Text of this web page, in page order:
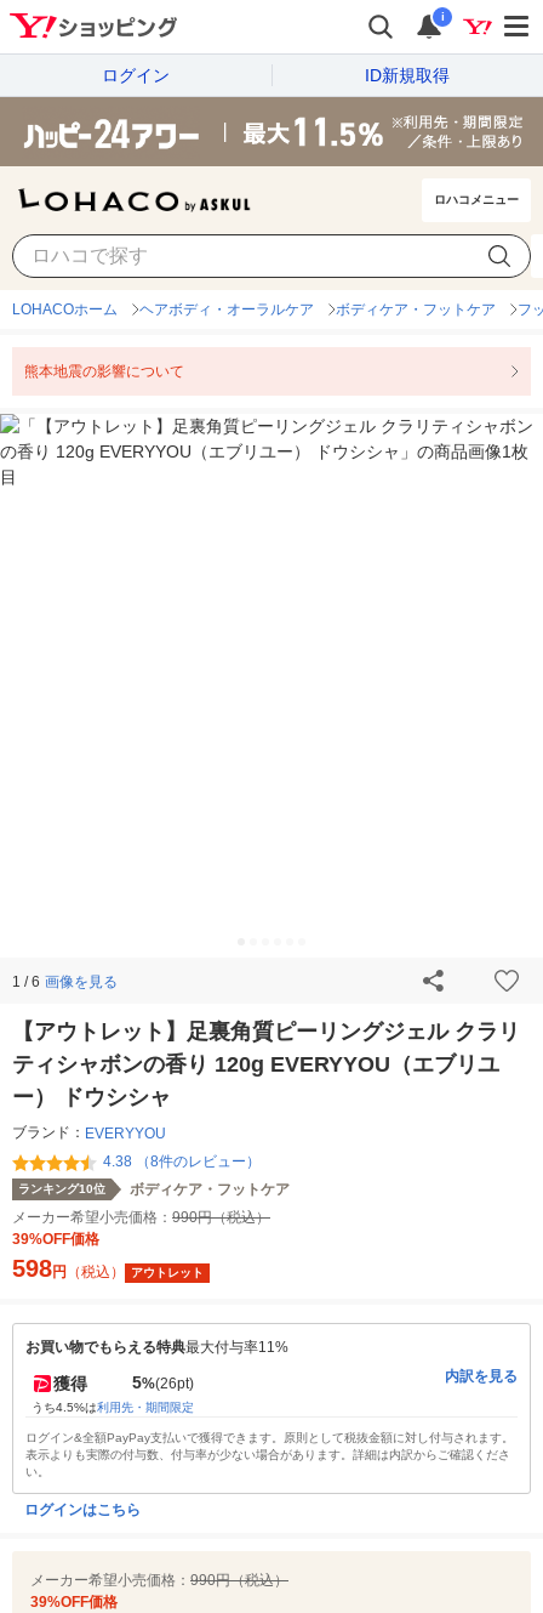
i
ログイン ID新規取得
ロハコメニュー
LOHACOホーム ヘアボディ・オーラルケア ボディケア・フットケア フ
熊本地震の影響について
1 / 6 画像を見る
【アウトレット】足裏角質ピーリングジェル クラリ
ティシャボンの香り 120g EVERYYOU（エブリユ
ー） ドウシシャ
ブランド： EVERYYOU
4.38 （8件のレビュー）
ランキング10位
ボディケア・フットケア
メーカー希望小売価格： 990円（税込）
39%OFF価格
598円 （税込） アウトレット
お買い物でもらえる特典最大付与率11%
獲得 5%(26pt)
うち4.5%は利用先・期間限定
内訳を見る
ログイン&全額PayPay支払いで獲得できます。原則として税抜金額に対し付与されます。
表示よりも実際の付与数、付与率が少ない場合があります。詳細は内訳からご確認くださ
い。
ログインはこちら
メーカー希望小売価格： 990円（税込）
39%OFF価格